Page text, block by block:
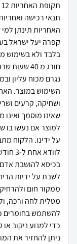
תקופת האחריות 12 חודשים
תנאי רכישה
האחריות תינתן
קפרה יעל ישראל
בלבד ולא בשימוש
חורג מ 40
נגרם מכוח עליון
השימוש במוצר.
ושחיקה, קרעים
שאינו מוסמך
למוצר אם נעשו בו
על ידינו. הלקוח
בכיסא להושבת אדם
לשבת על ידיות
ממקור חום
מטלית לחה ורכה,
להשתמש בחומרים
כדי למנוע ניקוב
ניתן להחזיר את